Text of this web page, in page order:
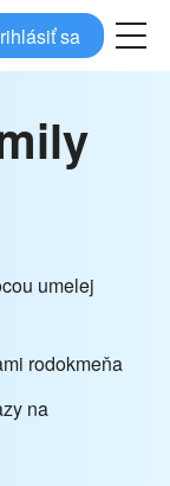
sa
umelej
rodokmeňa
na